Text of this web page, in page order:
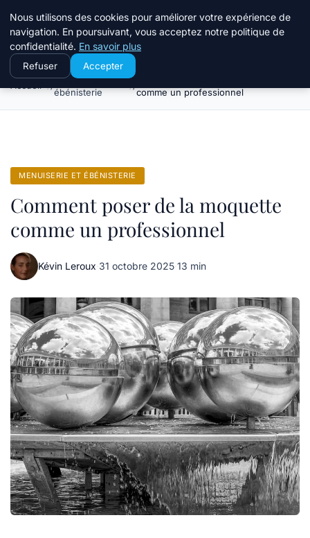
Le Temps Des Travaux
Menuiserie et
ébénisterie
comme un professionnel
MENUISERIE ET ÉBÉNISTERIE
Comment poser de la moquette
comme un professionnel
Kévin Leroux·31 octobre 2025·13 min
Nous utilisons des cookies pour améliorer votre expérience de
navigation. En poursuivant, vous acceptez notre politique de
confidentialité. En savoir plus
Refuser Accepter